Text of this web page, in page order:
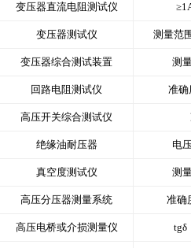
变压器直流电阻测试仪
变压器测试仪 测量范
变压器综合测试装置 测
回路电阻测试仪 准确
高压开关综合测试仪
绝缘油耐压器 电
真空度测试仪 测
高压分压器测量系统 准确
高压电桥或介损测量仪 tgδ